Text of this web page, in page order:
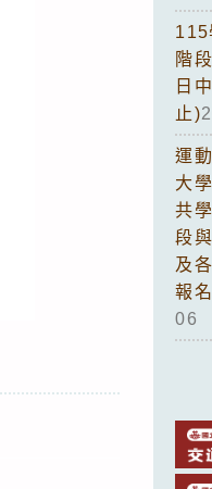
115
階
日
止)
運
大
共
段
及
報
06